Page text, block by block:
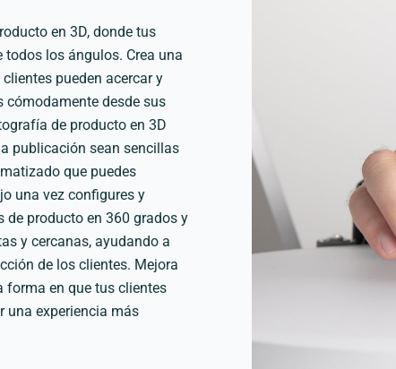
en 3D, donde tus
los ángulos. Crea una
pueden acercar y
cómodamente desde sus
de producto en 3D
publicación sean sencillas
que puedes
una vez configures y
de producto en 360 grados y
y cercanas, ayudando a
de los clientes. Mejora
en que tus clientes
una experiencia más